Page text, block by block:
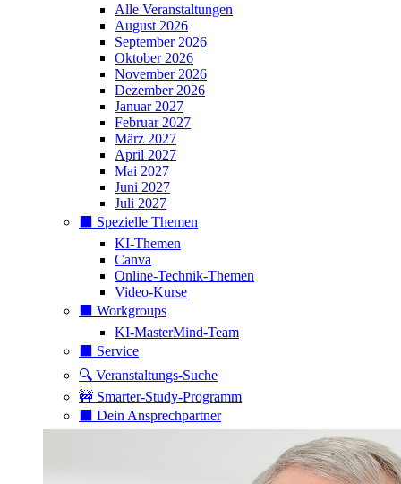
Alle Veranstaltungen
August 2026
September 2026
Oktober 2026
November 2026
Dezember 2026
Januar 2027
Februar 2027
März 2027
April 2027
Mai 2027
Juni 2027
Juli 2027
⬛️ Spezielle Themen
KI-Themen
Canva
Online-Technik-Themen
Video-Kurse
⬛️ Workgroups
KI-MasterMind-Team
⬛️ Service
🔍 Veranstaltungs-Suche
🚧 Smarter-Study-Programm
⬛️ Dein Ansprechpartner